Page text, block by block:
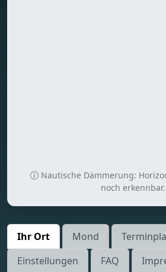
Nautische Dämmerung:
noch erkennbar.
Ihr Ort Mond
Einstellungen
FAQ